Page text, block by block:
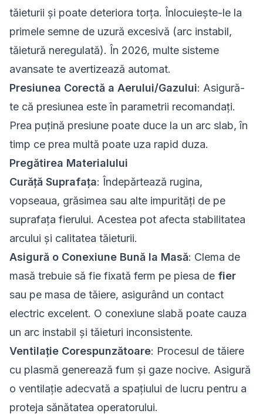
tăieturii și poate deteriora torța. Înlocuiește-le la
primele semne de uzură excesivă (arc instabil,
tăietură neregulată). În 2026, multe sisteme
avansate te avertizează automat.
Presiunea Corectă a Aerului/Gazului: Asigură-
te că presiunea este în parametrii recomandați.
Prea puțină presiune poate duce la un arc slab, în
timp ce prea multă poate uza rapid duza.
Pregătirea Materialului
Curăță Suprafața: Îndepărtează rugina,
vopseaua, grăsimea sau alte impurități de pe
suprafața fierului. Acestea pot afecta stabilitatea
arcului și calitatea tăieturii.
Asigură o Conexiune Bună la Masă: Clema de
masă trebuie să fie fixată ferm pe piesa de fier
sau pe masa de tăiere, asigurând un contact
electric excelent. O conexiune slabă poate cauza
un arc instabil și tăieturi inconsistente.
Ventilație Corespunzătoare: Procesul de tăiere
cu plasmă generează fum și gaze nocive. Asigură
o ventilație adecvată a spațiului de lucru pentru a
proteja sănătatea operatorului.